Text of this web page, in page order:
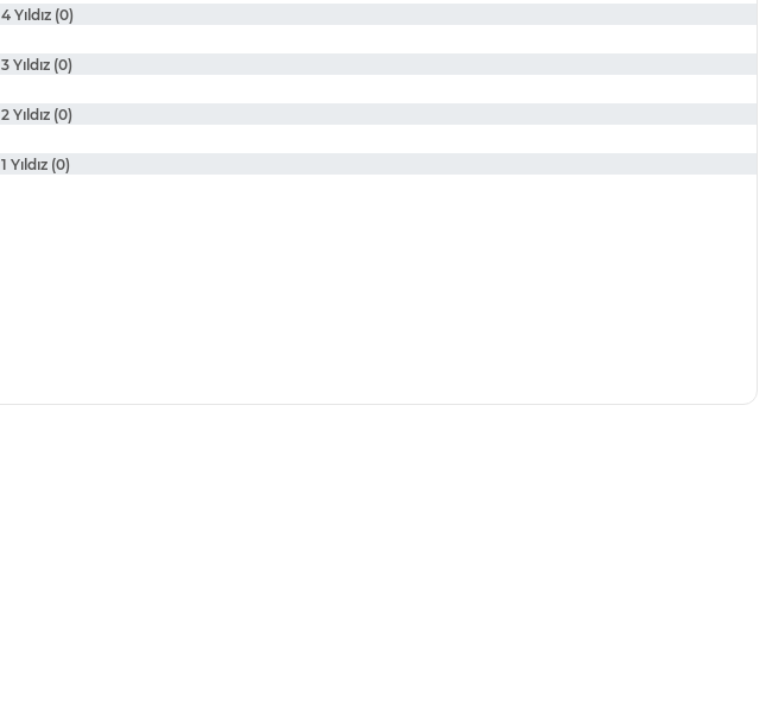
4 Yıldız (0)
3 Yıldız (0)
2 Yıldız (0)
1 Yıldız (0)